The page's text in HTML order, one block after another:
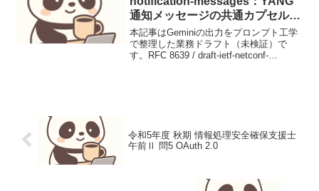
通知メッセージの共通カプセル化
とブローカー統合
本記事はGeminiの出力をプロンプト工学
で整理した業務ドラフト（未検証）で
す。RFC 8639 / draft-ietf-netconf-
令和5年度 秋期 情報処理安全確保支援士
午前Ⅱ 問5 OAuth 2.0